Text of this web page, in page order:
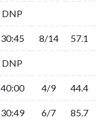
DNP
30:45 8/14 57.1
DNP
40:00 4/9 44.4
30:49 6/7 85.7
DNP
30:45 8/14 57.1
DNP
40:00 4/9 44.4
30:49 6/7 85.7